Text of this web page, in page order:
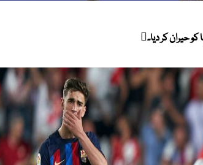
کو حیران کر دیا۔